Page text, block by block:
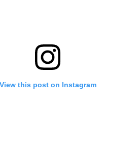
View this post on Instagram